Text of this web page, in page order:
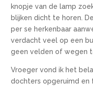
knopje van de lamp
blijken dicht te horen.
per se herkenbaar
verdacht veel op een
geen velden of wegen
Vroeger vond ik het
dochters opgeruimd en